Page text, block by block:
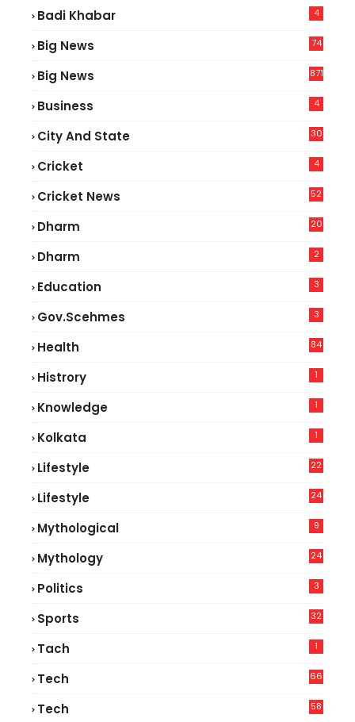
Badi Khabar 4
Big News
74
Big News 871
Business 4
City And State 30
Cricket 4
Cricket News
52
Dharm 20
Dharm 2
Education 3
Gov.scehmes 3
Health
84
Histrory 1
Knowledge 1
Kolkata 1
Lifestyle
22
Lifestyle
24
Mythological 9
Mythology 24
Politics 3
Sports 32
Tach 1
Tech
66
Tech
58